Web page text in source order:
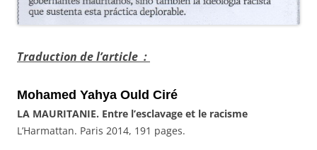
Traduction de l’article :
Mohamed Yahya Ould Ciré
LA MAURITANIE. Entre l’esclavage et le racisme
L’Harmattan. Paris 2014, 191 pages.